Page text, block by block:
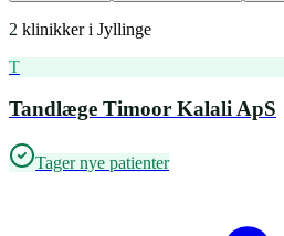
2 klinikker i Jyllinge
T
Tandlæge Timoor Kalali ApS
Tager nye patienter